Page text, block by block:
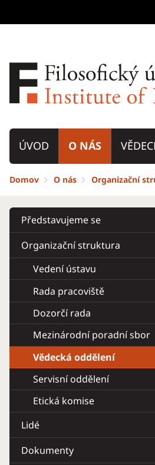
ÚVOD O NÁS
Domov O nás Organizační
Představujeme se
Organizační struktura
Vedení ústavu
Rada pracoviště
Dozorčí rada
Mezinárodní poradní sbor
Vědecká oddělení
Servisní oddělení
Etická komise
Lidé
Dokumenty